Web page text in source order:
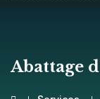
Abattage